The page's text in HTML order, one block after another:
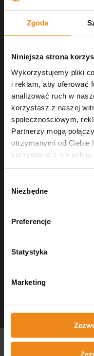
Zgoda
Niniejsza strona
Wykorzystujemy pliki
i reklam, aby oferować
analizować ruch w
korzystasz z naszej
społecznościowym,
Partnerzy mogą
otrzymanymi od Ciebie
korzystania z ich usług.
zgody
Niezbędne
Preferencje
Statystyka
Marketing
Stetoskopy
zobacz naszą ofertę
czystość w gabinecie